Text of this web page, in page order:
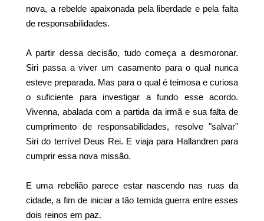
nova, a rebelde apaixonada pela liberdade e pela falta
de responsabilidades.
A partir dessa decisão, tudo começa a desmoronar.
Siri passa a viver um casamento para o qual nunca
esteve preparada. Mas para o qual é teimosa e curiosa
o suficiente para investigar a fundo esse acordo.
Vivenna, abalada com a partida da irmã e sua falta de
cumprimento de responsabilidades, resolve "salvar"
Siri do terrível Deus Rei. E viaja para Hallandren para
cumprir essa nova missão.
E uma rebelião parece estar nascendo nas ruas da
cidade, a fim de iniciar a tão temida guerra entre esses
dois reinos em paz.